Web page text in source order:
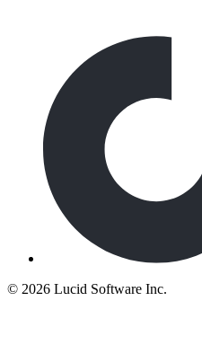
© 2026 Lucid Software Inc.